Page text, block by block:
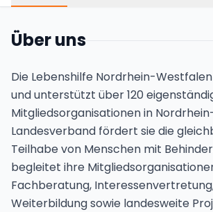
Über uns
Die Lebenshilfe Nordrhein-
und unterstützt über 120
Mitgliedsorganisationen in
Landesverband fördert sie die
Teilhabe von Menschen mit
begleitet ihre
Fachberatung,
Weiterbildung sowie landesweite